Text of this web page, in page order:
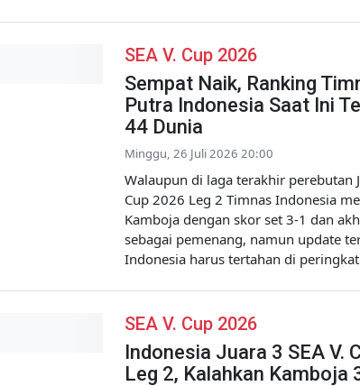
SEA V. Cup 2026
Sempat Naik, Ranking
Putra Indonesia Saat Ini
44 Dunia
Minggu, 26 Juli 2026 20:00
Walaupun di laga terakhir perebutan
Cup 2026 Leg 2 Timnas Indonesia
Kamboja dengan skor set 3-1 dan
sebagai pemenang, namun update
Indonesia harus tertahan di
SEA V. Cup 2026
Indonesia Juara 3 SEA V.
Leg 2, Kalahkan Kamboja